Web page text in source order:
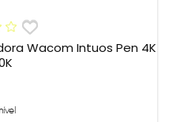
Wacom Intuos Pen 4K